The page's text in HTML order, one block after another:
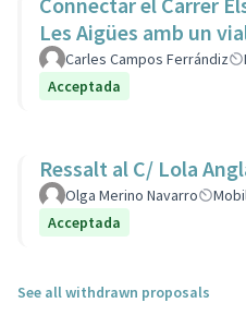
Les Aigües amb un
Carles Campos Ferrándiz
Acceptada
Ressalt al C/ Lola
Olga Merino Navarro
Acceptada
See all withdrawn proposals